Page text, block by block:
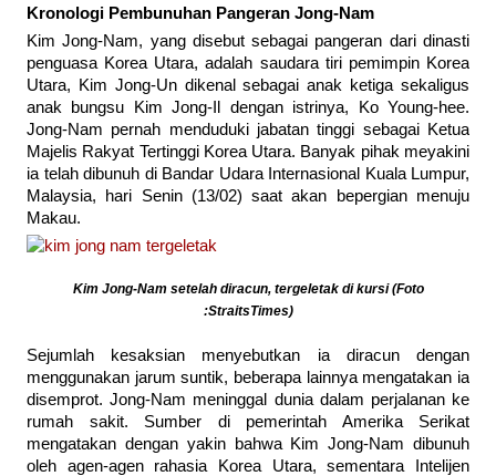
Kronologi Pembunuhan Pangeran Jong-Nam
Kim Jong-Nam, yang disebut sebagai pangeran dari dinasti
penguasa Korea Utara, adalah saudara tiri pemimpin Korea
Utara, Kim Jong-Un dikenal sebagai anak ketiga sekaligus
anak bungsu Kim Jong-Il dengan istrinya, Ko Young-hee.
Jong-Nam pernah menduduki jabatan tinggi sebagai Ketua
Majelis Rakyat Tertinggi Korea Utara. Banyak pihak meyakini
ia telah dibunuh di Bandar Udara Internasional Kuala Lumpur,
Malaysia, hari Senin (13/02) saat akan bepergian menuju
Makau.
Kim Jong-Nam setelah diracun, tergeletak di kursi (Foto
:StraitsTimes)
Sejumlah kesaksian menyebutkan ia diracun dengan
menggunakan jarum suntik, beberapa lainnya mengatakan ia
disemprot. Jong-Nam meninggal dunia dalam perjalanan ke
rumah sakit. Sumber di pemerintah Amerika Serikat
mengatakan dengan yakin bahwa Kim Jong-Nam dibunuh
oleh agen-agen rahasia Korea Utara, sementara Intelijen